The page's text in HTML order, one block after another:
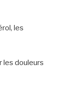
les
les douleurs